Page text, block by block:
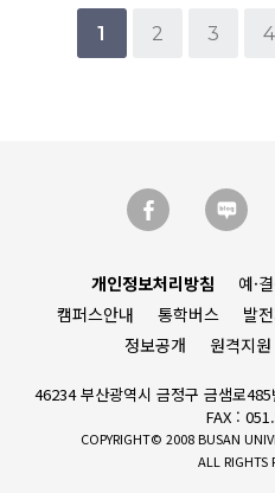
1 2 3 4
개인정보처리방침 예·
캠퍼스안내
통학버스 발
정보공개
원격지원
46234 부산광역시 금정구 금샘로
FAX :
COPYRIGHT© 2008 BUSAN
ALL RIGHTS